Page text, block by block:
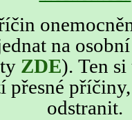
na
ZDE). Ten
přesné
odstranit.